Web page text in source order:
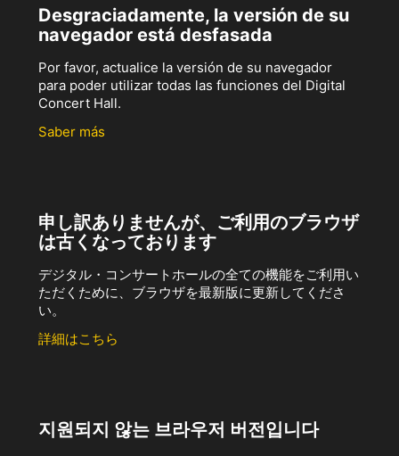
Desgraciadamente, la versión de su
navegador está desfasada
Por favor, actualice la versión de su navegador
para poder utilizar todas las funciones del Digital
Concert Hall.
Saber más
申し訳ありませんが、ご利用のブラウザ
は古くなっております
デジタル・コンサートホールの全ての機能をご利用い
ただくために、ブラウザを最新版に更新してくださ
い。
詳細はこちら
지원되지 않는 브라우저 버전입니다